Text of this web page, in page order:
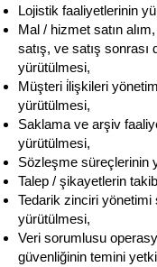
Lojistik faaliyetlerinin
Mal / hizmet satın
satış, ve satış
yürütülmesi,
Müşteri i̇lişkileri
yürütülmesi,
Saklama ve arşiv
yürütülmesi,
Sözleşme süreçlerinin
Talep / şikayetlerin
Tedarik zinciri yönetimi
yürütülmesi,
Veri sorumlusu
güvenliğinin temini